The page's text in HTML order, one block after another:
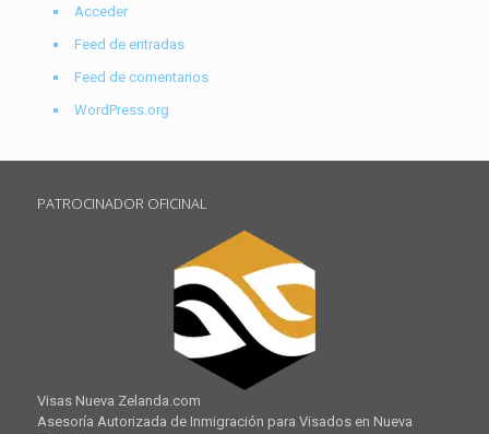
Acceder
Feed de entradas
Feed de comentarios
WordPress.org
PATROCINADOR OFICINAL
Visas Nueva Zelanda.com
Asesoría Autorizada de Inmigración para Visados en Nueva